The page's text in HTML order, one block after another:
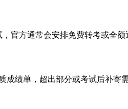
官方通常会安排免费转考或全额
绩单，超出部分或考试后补寄